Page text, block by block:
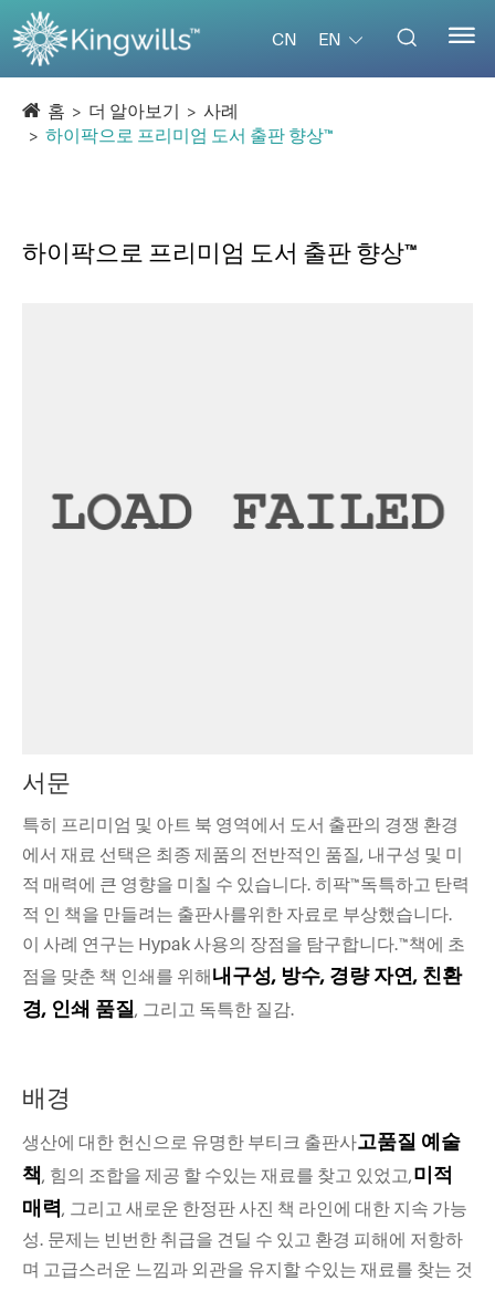
CN EN  
홈 더 알아보기
사례
하이팍으로 프리미엄 도서 출판 향상™
하이팍으로 프리미엄 도서 출판 향상™
서문
특히 프리미엄 및 아트 북 영역에서 도서 출판의 경쟁 환경
에서 재료 선택은 최종 제품의 전반적인 품질, 내구성 및 미
적 매력에 큰 영향을 미칠 수 있습니다. 히팍™독특하고 탄력
적 인 책을 만들려는 출판사를위한 자료로 부상했습니다.
이 사례 연구는 Hypak 사용의 장점을 탐구합니다.™책에 초
점을 맞춘 책 인쇄를 위해내구성, 방수, 경량 자연, 친환
경, 인쇄 품질 , 그리고 독특한 질감.
배경
생산에 대한 헌신으로 유명한 부티크 출판사고품질 예술
책, 힘의 조합을 제공 할 수있는 재료를 찾고 있었고,미적
매력, 그리고 새로운 한정판 사진 책 라인에 대한 지속 가능
성. 문제는 빈번한 취급을 견딜 수 있고 환경 피해에 저항하
며 고급스러운 느낌과 외관을 유지할 수있는 재료를 찾는 것